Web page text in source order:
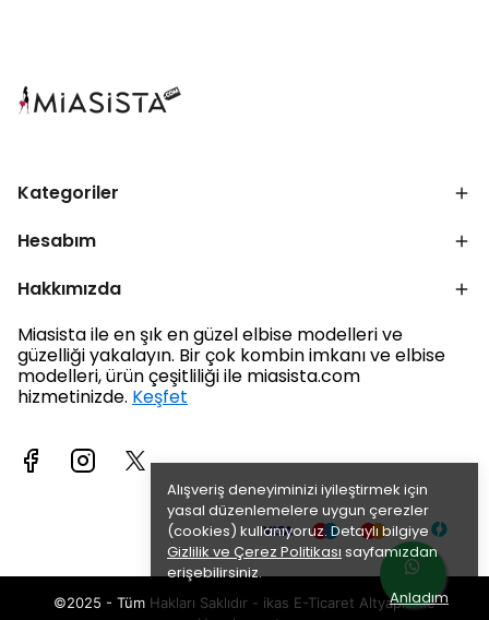
Alışveriş deneyiminizi iyileştirmek için
yasal düzenlemelere uygun çerezler
(cookies) kullanıyoruz. Detaylı bilgiye
Gizlilik ve Çerez Politikası sayfamızdan
erişebilirsiniz.
Anladım
Kategoriler
Hesabım
Hakkımızda
Miasista ile en şık en güzel elbise modelleri ve
güzelliği yakalayın. Bir çok kombin imkanı ve elbise
modelleri, ürün çeşitliliği ile miasista.com
hizmetinizde. Keşfet
©2025 - Tüm Hakları Saklıdır - ikas E-Ticaret Altyapısı ile